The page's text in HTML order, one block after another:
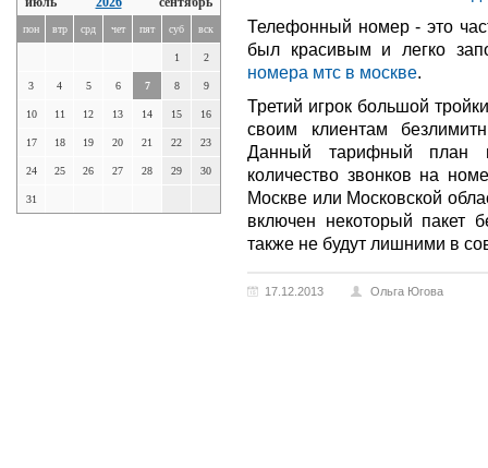
пон втр срд чет пят суб вск
1 2
3 4 5 6 7 8 9
10 11 12 13 14 15 16
17 18 19 20 21 22 23
24 25 26 27 28 29 30
31
Телефонный номер - это
был красивым и легко
номера мтс в москве.
Третий игрок большой
своим клиентам
Данный тарифный план
количество звонков на
Москве или Московской
включен некоторый пакет
также не будут лишними в
17.12.2013 Ольга Югова